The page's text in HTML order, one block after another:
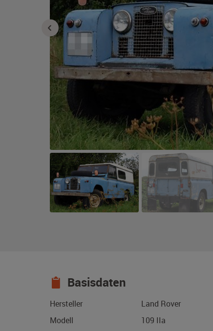
Basisdaten
Hersteller
Land Rover
Modell
109 IIa